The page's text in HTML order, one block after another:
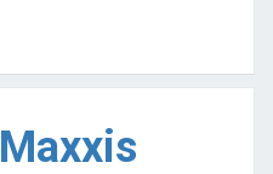
Maxxis